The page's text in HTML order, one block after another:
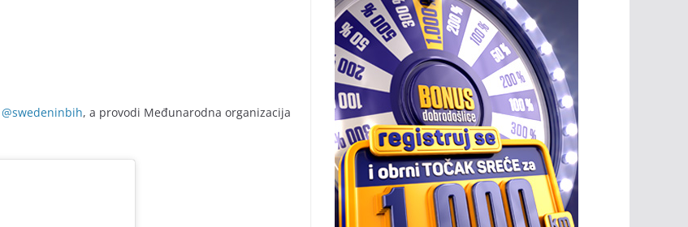
@swedeninbih, a provodi Međunarodna organizacija